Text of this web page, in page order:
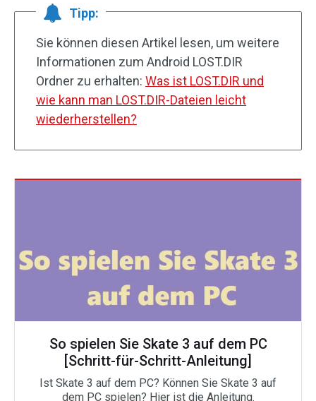
Tipp:
Sie können diesen Artikel lesen, um weitere
Informationen zum Android LOST.DIR
Ordner zu erhalten: Was ist LOST.DIR und
wie kann man LOST.DIR-Dateien leicht
wiederherstellen?
So spielen Sie Skate 3 auf dem PC
[Schritt-für-Schritt-Anleitung]
Ist Skate 3 auf dem PC? Können Sie Skate 3 auf
dem PC spielen? Hier ist die Anleitung.